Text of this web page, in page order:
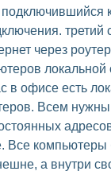
третий
через
локальной
в офисе есть
Всем
Все компьютеры
а внутри